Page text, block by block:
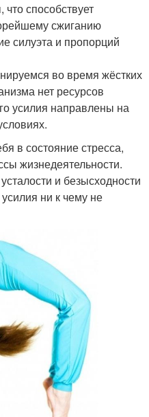
способствует
сжиганию
силуэта и пропорций
во время жёстких
нет ресурсов
усилия направлены на
в состояние стресса,
жизнедеятельности.
и безысходности
ни к чему не